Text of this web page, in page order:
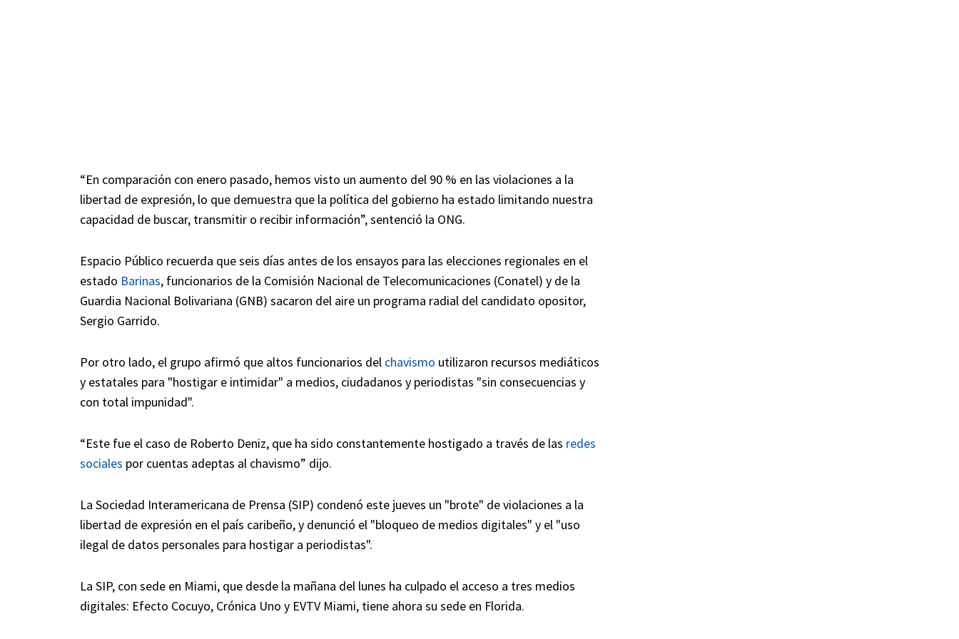
“En comparación con enero pasado, hemos visto un aumento del 90 % en las violaciones a la
libertad de expresión, lo que demuestra que la política del gobierno ha estado limitando nuestra
capacidad de buscar, transmitir o recibir información”, sentenció la ONG.
Espacio Público recuerda que seis días antes de los ensayos para las elecciones regionales en el
estado Barinas, funcionarios de la Comisión Nacional de Telecomunicaciones (Conatel) y de la
Guardia Nacional Bolivariana (GNB) sacaron del aire un programa radial del candidato opositor,
Sergio Garrido.
Por otro lado, el grupo afirmó que altos funcionarios del chavismo utilizaron recursos mediáticos
y estatales para "hostigar e intimidar" a medios, ciudadanos y periodistas "sin consecuencias y
con total impunidad".
“Este fue el caso de Roberto Deniz, que ha sido constantemente hostigado a través de las redes
sociales por cuentas adeptas al chavismo” dijo.
La Sociedad Interamericana de Prensa (SIP) condenó este jueves un "brote" de violaciones a la
libertad de expresión en el país caribeño, y denunció el "bloqueo de medios digitales" y el "uso
ilegal de datos personales para hostigar a periodistas".
La SIP, con sede en Miami, que desde la mañana del lunes ha culpado el acceso a tres medios
digitales: Efecto Cocuyo, Crónica Uno y EVTV Miami, tiene ahora su sede en Florida.